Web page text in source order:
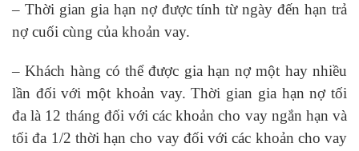
– Thời gian gia hạn nợ được tính từ ngày đến hạn trả
nợ cuối cùng của khoản vay.
– Khách hàng có thể được gia hạn nợ một hay nhiều
lần đối với một khoản vay. Thời gian gia hạn nợ tối
đa là 12 tháng đối với các khoản cho vay ngắn hạn và
tối đa 1/2 thời hạn cho vay đối với các khoản cho vay